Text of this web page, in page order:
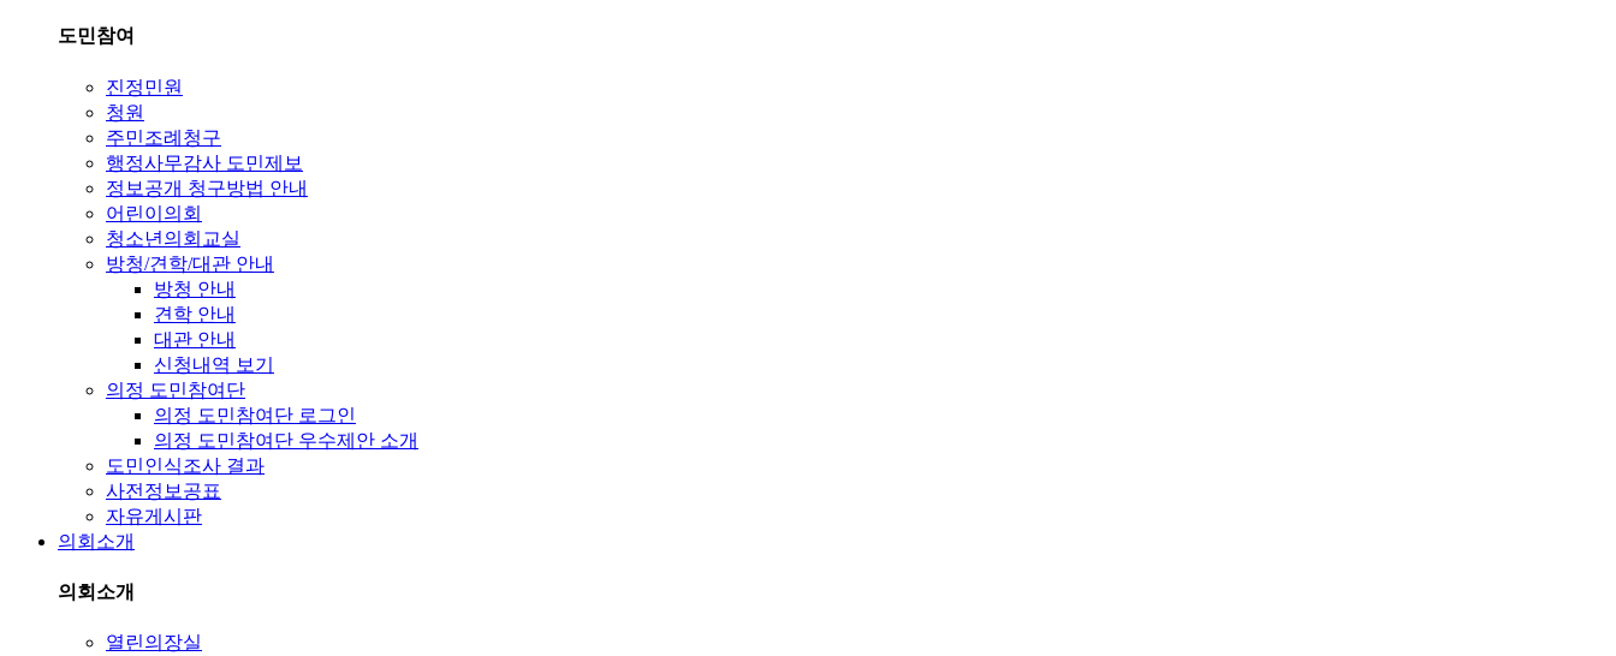
도민참여
진정민원
청원
주민조례청구
행정사무감사 도민제보
정보공개 청구방법 안내
어린이의회
청소년의회교실
방청/견학/대관 안내
방청 안내
견학 안내
대관 안내
신청내역 보기
의정 도민참여단
의정 도민참여단 로그인
의정 도민참여단 우수제안 소개
도민인식조사 결과
사전정보공표
자유게시판
의회소개
의회소개
열린의장실